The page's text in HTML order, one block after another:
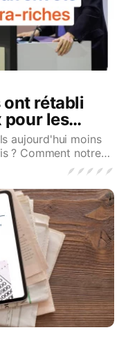
ont rétabli
pour les
aujourd'hui moins
? Comment notre
🪶 🪶 🪶 🪶 🪶